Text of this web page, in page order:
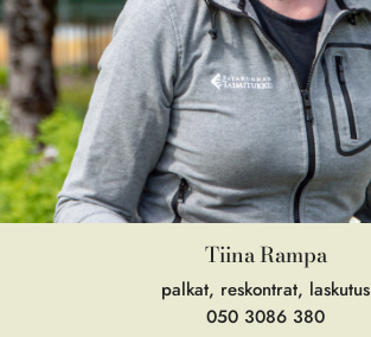
Tiina Rampa
palkat, reskontrat, laskutus
050 3086 380